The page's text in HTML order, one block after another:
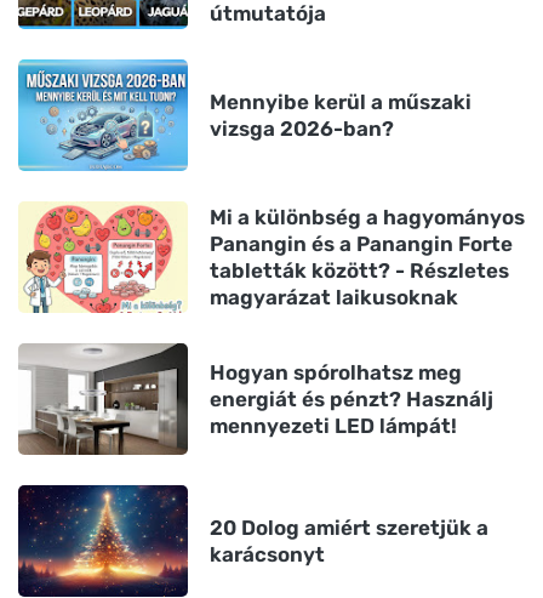
útmutatója
Mennyibe kerül a műszaki
vizsga 2026-ban?
Mi a különbség a hagyományos
Panangin és a Panangin Forte
tabletták között? - Részletes
magyarázat laikusoknak
Hogyan spórolhatsz meg
energiát és pénzt? Használj
mennyezeti LED lámpát!
20 Dolog amiért szeretjük a
karácsonyt